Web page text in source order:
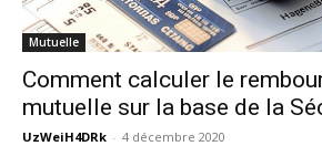
Mutuelle
Comment calculer le
mutuelle sur la base de la
UzWeiH4DRk - 4 décembre 2020